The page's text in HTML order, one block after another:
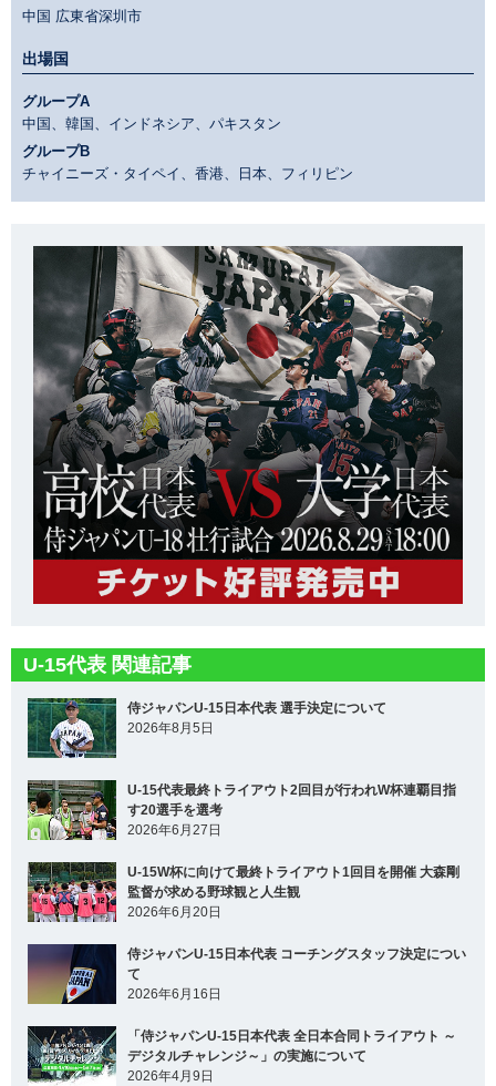
中国 広東省深圳市
出場国
グループA
中国、韓国、インドネシア、パキスタン
グループB
チャイニーズ・タイペイ、香港、日本、フィリピン
U-15代表 関連記事
侍ジャパンU-15日本代表 選手決定について
2026年8月5日
U-15代表最終トライアウト2回目が行われW杯連覇目指
す20選手を選考
2026年6月27日
U-15W杯に向けて最終トライアウト1回目を開催 大森剛
監督が求める野球観と人生観
2026年6月20日
侍ジャパンU-15日本代表 コーチングスタッフ決定につい
て
2026年6月16日
「侍ジャパンU-15日本代表 全日本合同トライアウト ～
デジタルチャレンジ～」の実施について
2026年4月9日